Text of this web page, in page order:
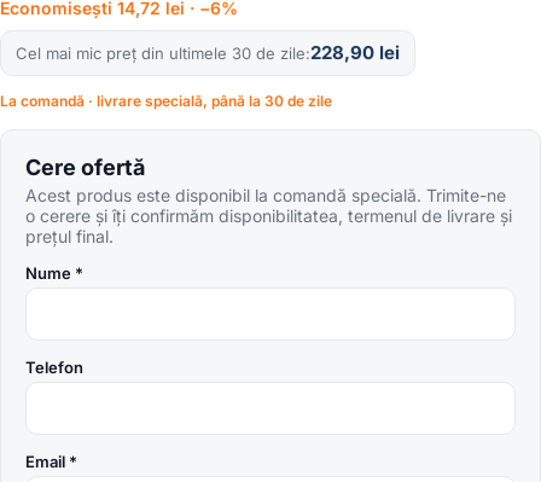
Economisești 14,72 lei · −6%
Cel mai mic preț din ultimele 30 de zile 228,90 lei
La comandă · livrare specială, până la 30 de zile
Cere ofertă
Acest produs este disponibil la comandă specială. Trimite-ne
o cerere și îți confirmăm disponibilitatea, termenul de livrare și
prețul final.
Nume *
Telefon
Email *